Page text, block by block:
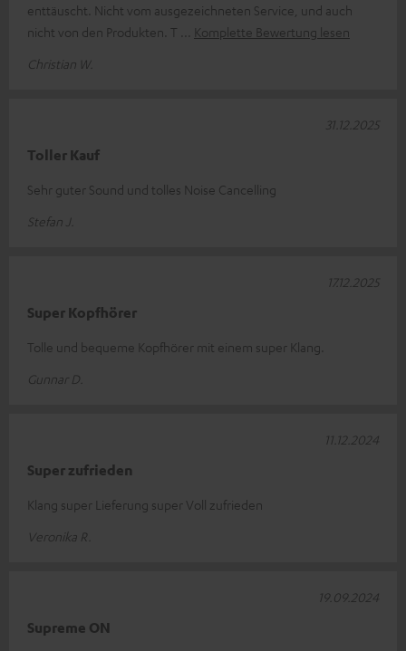
enttäuscht. Nicht vom ausgezeichneten Service, und auch
nicht von den Produkten. T
Komplette Bewertung lesen
Christian W.
Toller Kauf
Sehr guter Sound und tolles Noise Cancelling
Stefan J.
31.12.2025
Super Kopfhörer
Tolle und bequeme Kopfhörer mit einem super Klang.
Gunnar D.
17.12.2025
Super zufrieden
Klang super Lieferung super Voll zufrieden
Veronika R.
11.12.2024
Supreme ON
19.09.2024